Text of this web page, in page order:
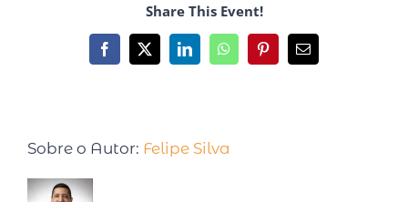
Share This Event!
Sobre o Autor: Felipe Silva